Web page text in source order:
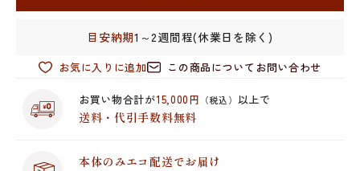
目安納期1～2週間程(休業日を除く)
お気に入りに追加 この商品についてお問い合わせ
お買い物合計が15,000円 （税込） 以上で
送料・代引手数料無料
本体のみエコ配送でお届け